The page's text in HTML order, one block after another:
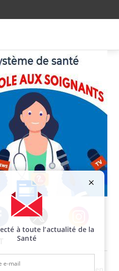
Twitter Instagram
à toute l’actualité de la
Santé